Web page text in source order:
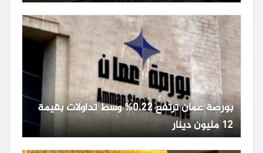
بورصة عمان ترتفع 0.22% وسط تداولات بقيمة
12 مليون دينار